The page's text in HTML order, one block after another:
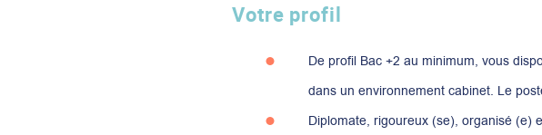
Votre profil
De profil Bac +2 au minimum, vous
dans un environnement cabinet. Le
Diplomate, rigoureux (se), organisé (e)